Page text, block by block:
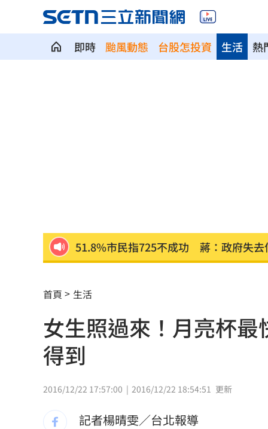
即時 颱風動態 台股怎投資 熱
生活
51.8%市民指725不成功 蔣：政府失去
筆記進化！Gemini Notebook測自製
軍公教退休金可望調升！調漲幅度曝光
網喊去夏莉絲幼兒園簽名 沈伯洋回應
這大廠衝破萬元大關 第3檔萬金股誕生
薪水逼人走！35％年輕上班族想跳槽
首頁 生活
女生照過來！月亮杯
得到
2016/12/22 17:57:00 2016/12/22 18:54:51 更新
記者楊晴雯／台北報導